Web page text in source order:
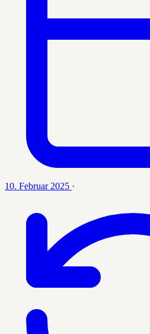
10. Februar 2025 ·